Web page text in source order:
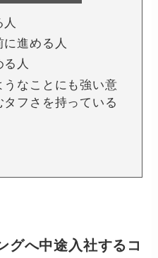
進める人
人
なことにも強い意
フさを持っている
グへ中途入社するコ